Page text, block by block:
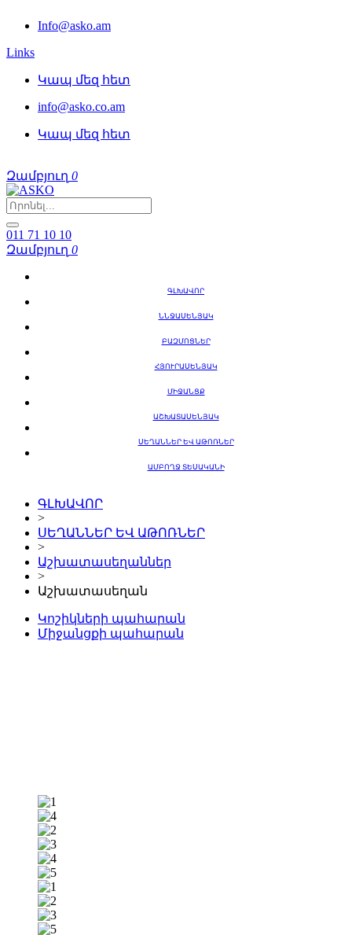
Info@asko.am
Links
Կապ մեզ հետ
info@asko.co.am
Կապ մեզ հետ
Զամբյուղ 0
011 71 10 10
Զամբյուղ 0
ԳԼԽԱՎՈՐ
ՆՆՋԱՍԵՆՅԱԿ
ԲԱԶՄՈՑՆԵՐ
ՀՅՈՒՐԱՍԵՆՅԱԿ
ՄԻՋԱՆՑՔ
ԱՇԽԱՏԱՍԵՆՅԱԿ
ՍԵՂԱՆՆԵՐ ԵՎ ԱԹՈՌՆԵՐ
ԱՄԲՈՂՋ ՏԵՍԱԿԱՆԻ
ԳԼԽԱՎՈՐ
>
ՍԵՂԱՆՆԵՐ ԵՎ ԱԹՈՌՆԵՐ
>
Աշխատասեղաններ
>
Աշխատասեղան
Կոշիկների պահարան
Միջանցքի պահարան